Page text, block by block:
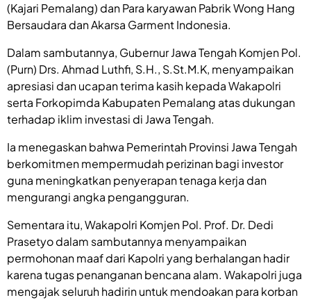
(Kajari Pemalang) dan Para karyawan Pabrik Wong Hang
Bersaudara dan Akarsa Garment Indonesia.
‎Dalam sambutannya, Gubernur Jawa Tengah Komjen Pol.
(Purn) Drs. Ahmad Luthfi, S.H., S.St.M.K, menyampaikan
apresiasi dan ucapan terima kasih kepada Wakapolri
serta Forkopimda Kabupaten Pemalang atas dukungan
terhadap iklim investasi di Jawa Tengah.
‎Ia menegaskan bahwa Pemerintah Provinsi Jawa Tengah
berkomitmen mempermudah perizinan bagi investor
guna meningkatkan penyerapan tenaga kerja dan
mengurangi angka pengangguran.
‎Sementara itu, Wakapolri Komjen Pol. Prof. Dr. Dedi
Prasetyo dalam sambutannya menyampaikan
permohonan maaf dari Kapolri yang berhalangan hadir
karena tugas penanganan bencana alam. Wakapolri juga
mengajak seluruh hadirin untuk mendoakan para korban